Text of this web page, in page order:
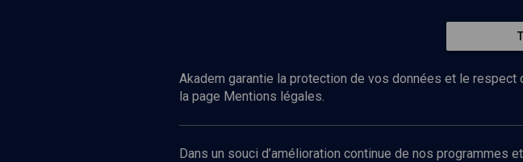
Abonnez-vous à
Akadem garantie la protection de vos données et le
la page Mentions légales.
Dans un souci d’amélioration continue de nos programmes